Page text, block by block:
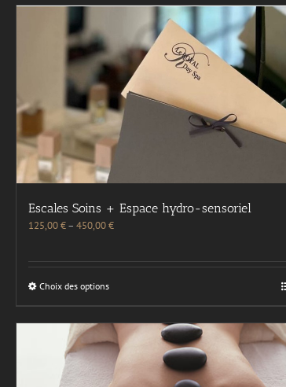
Escales Soins + Espace hydro-sensoriel
125,00€–450,00€
Choix des options